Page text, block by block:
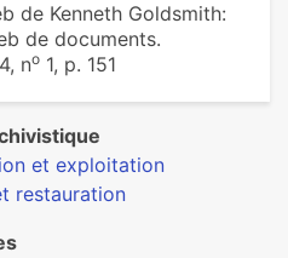
de Kenneth Goldsmith:
de documents.
no 1, p. 151
et exploitation
restauration